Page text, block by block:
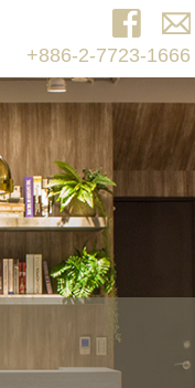
+886-2-7723-1666